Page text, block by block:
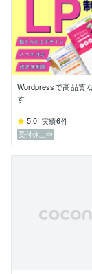
結果につな
●経歴
広告代理店
やアパレル
に。
今年10歳に
に食らいつき
「ユーザー
Wordpressで高品質
す
5.0 実績6件
受付休止中